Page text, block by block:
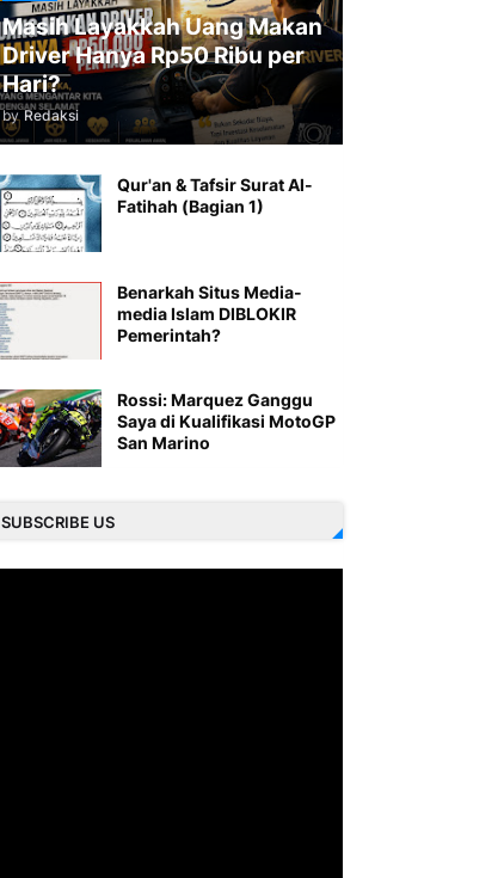
Masih Layakkah Uang Makan
Driver Hanya Rp50 Ribu per
Hari?
by Redaksi
Qur'an & Tafsir Surat Al-
Fatihah (Bagian 1)
Benarkah Situs Media-
media Islam DIBLOKIR
Pemerintah?
Rossi: Marquez Ganggu
Saya di Kualifikasi MotoGP
San Marino
SUBSCRIBE US